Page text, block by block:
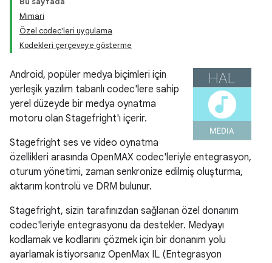
Mimari
Özel codec'leri uygulama
Kodekleri çerçeveye gösterme
Android, popüler medya biçimleri için
yerleşik yazılım tabanlı codec'lere sahip
yerel düzeyde bir medya oynatma
motoru olan Stagefright'ı içerir.
Stagefright ses ve video oynatma
özellikleri arasında OpenMAX codec'leriyle entegrasyon,
oturum yönetimi, zaman senkronize edilmiş oluşturma,
aktarım kontrolü ve DRM bulunur.
Stagefright, sizin tarafınızdan sağlanan özel donanım
codec'leriyle entegrasyonu da destekler. Medyayı
kodlamak ve kodlarını çözmek için bir donanım yolu
ayarlamak istiyorsanız OpenMax IL (Entegrasyon